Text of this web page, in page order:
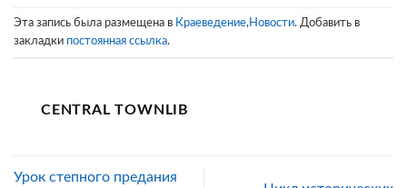
Эта запись была размещена в Краеведение, Новости. Добавить в
закладки постоянная ссылка.
CENTRAL TOWNLIB
Урок степного предания